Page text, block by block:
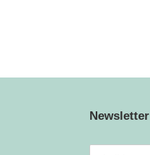
Newsletter